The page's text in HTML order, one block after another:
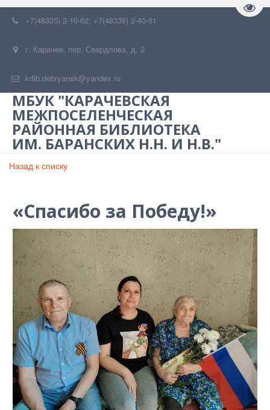
+7(48335) 2-10-62; +7(48335) 2-40-61
г. Карачев, пер. Свердлова, д. 2
krlib.debryansk@yandex.ru
МБУК "КАРАЧЕВСКАЯ
МЕЖПОСЕЛЕНЧЕСКАЯ
РАЙОННАЯ БИБЛИОТЕКА
ИМ. БАРАНСКИХ Н.Н. И Н.В."
Назад к списку
«Спасибо за Победу!»